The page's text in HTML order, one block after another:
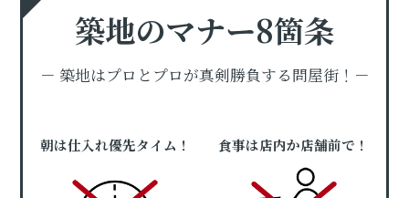
築地のマナー8箇条
－ 築地はプロとプロが真剣勝負する問屋街！－
朝は仕入れ優先タイム！ 食事は店内か店舗前で！